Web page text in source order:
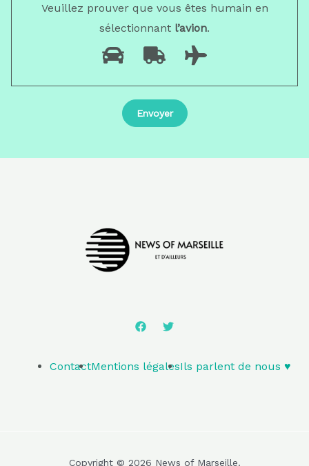
Veuillez prouver que vous êtes humain en
sélectionnant l’avion.
ContactMentions légalesIls parlent de nous ♥️
Copyright © 2026 News of Marseille.